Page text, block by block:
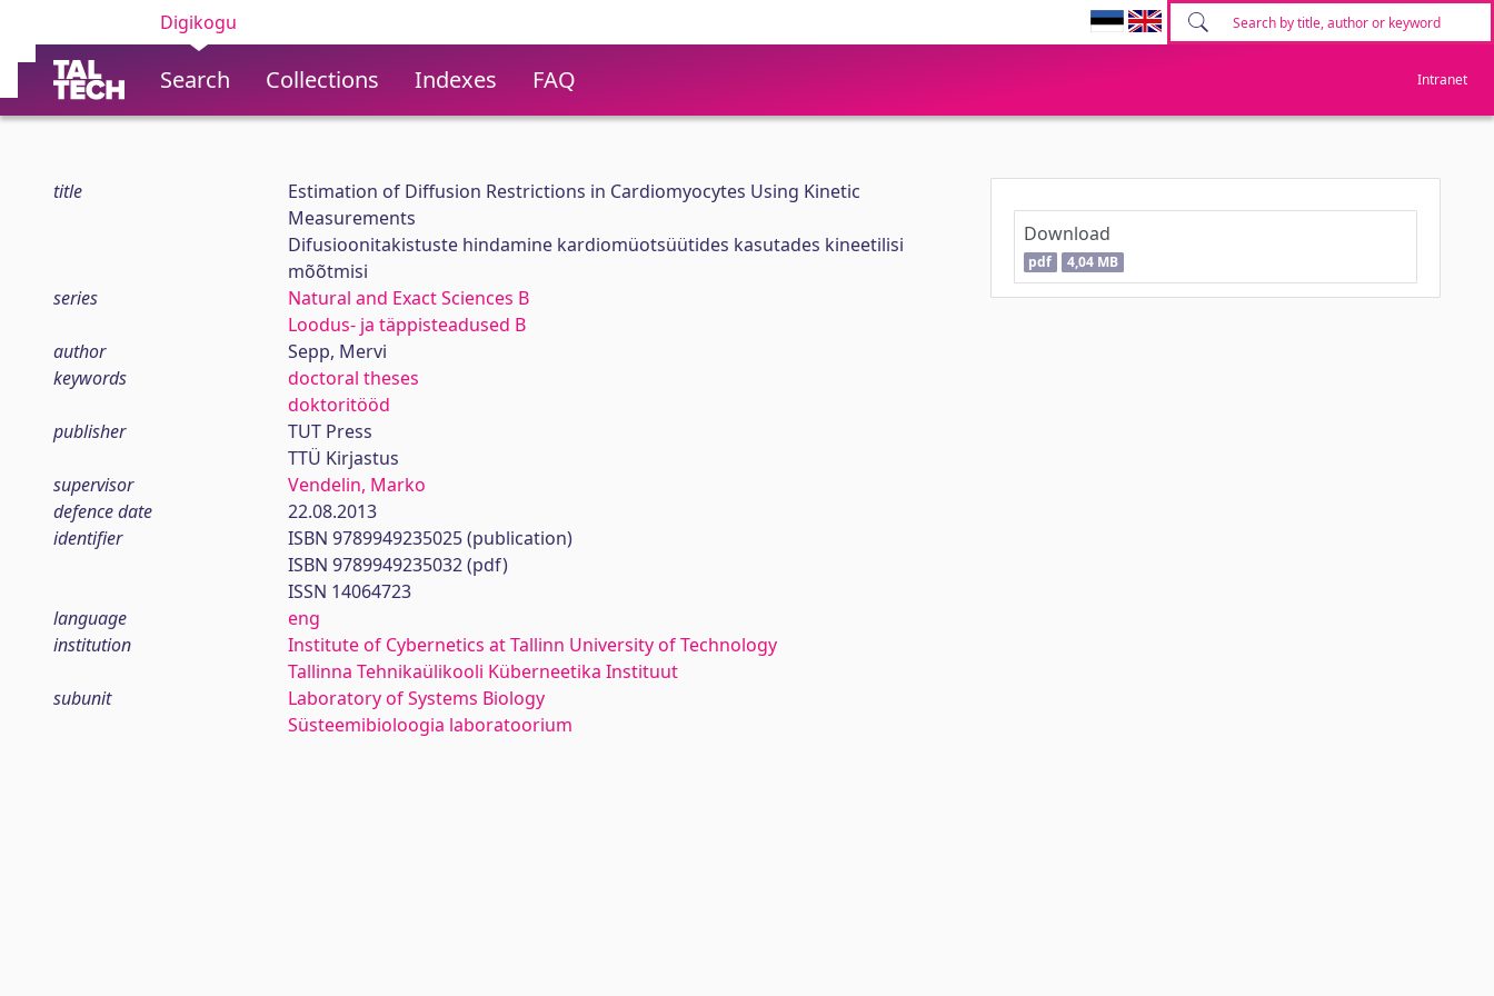
Digikogu
Search Collections Indexes FAQ Intranet
title
Estimation of Diffusion Restrictions in Cardiomyocytes Using Kinetic
Measurements
Difusioonitakistuste hindamine kardiomüotsüütides kasutades kineetilisi
mõõtmisi
series
Natural and Exact Sciences B
Loodus- ja täppisteadused B
author
Sepp, Mervi
keywords
doctoral theses
doktoritööd
publisher
TUT Press
TTÜ Kirjastus
supervisor
Vendelin, Marko
defence date
22.08.2013
identifier
ISBN 9789949235025 (publication)
ISBN 9789949235032 (pdf)
ISSN 14064723
language
eng
institution
Institute of Cybernetics at Tallinn University of Technology
Tallinna Tehnikaülikooli Küberneetika Instituut
subunit
Laboratory of Systems Biology
Süsteemibioloogia laboratoorium
Download
pdf 4,04 MB